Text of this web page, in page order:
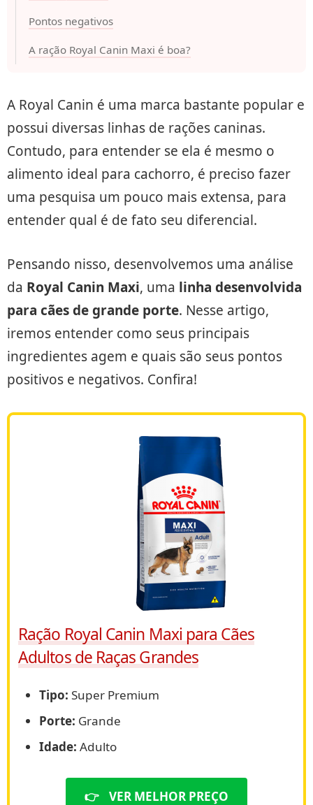
Pontos negativos
A ração Royal Canin Maxi é boa?
A Royal Canin é uma marca bastante popular e
possui diversas linhas de rações caninas.
Contudo, para entender se ela é mesmo o
alimento ideal para cachorro, é preciso fazer
uma pesquisa um pouco mais extensa, para
entender qual é de fato seu diferencial.
Pensando nisso, desenvolvemos uma análise
da Royal Canin Maxi, uma linha desenvolvida
para cães de grande porte. Nesse artigo,
iremos entender como seus principais
ingredientes agem e quais são seus pontos
positivos e negativos. Confira!
Ração Royal Canin Maxi para Cães
Adultos de Raças Grandes
Tipo: Super Premium
Porte: Grande
Idade: Adulto
👉 VER MELHOR PREÇO